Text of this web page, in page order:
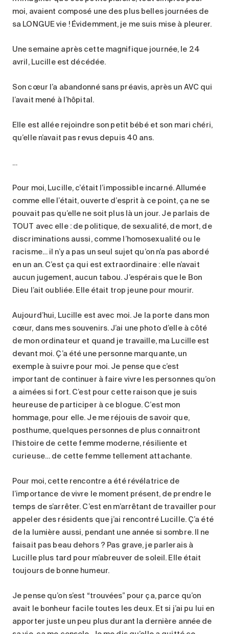
moi, avaient composé une des plus belles journées de
sa LONGUE vie ! Évidemment, je me suis mise à pleurer.
Une semaine après cette magnifique journée, le 24
avril, Lucille est décédée.
Son cœur l’a abandonné sans préavis, après un AVC qui
l’avait mené à l’hôpital.
Elle est allée rejoindre son petit bébé et son mari chéri,
qu’elle n’avait pas revus depuis 40 ans.
…
Pour moi, Lucille, c’était l’impossible incarné. Allumée
comme elle l’était, ouverte d’esprit à ce point, ça ne se
pouvait pas qu’elle ne soit plus là un jour. Je parlais de
TOUT avec elle : de politique, de sexualité, de mort, de
discriminations aussi, comme l’homosexualité ou le
racisme… il n’y a pas un seul sujet qu’on n’a pas abordé
en un an. C’est ça qui est extraordinaire : elle n’avait
aucun jugement, aucun tabou. J’espérais que le Bon
Dieu l’ait oubliée. Elle était trop jeune pour mourir.
Aujourd’hui, Lucille est avec moi. Je la porte dans mon
cœur, dans mes souvenirs. J’ai une photo d’elle à côté
de mon ordinateur et quand je travaille, ma Lucille est
devant moi. Ç’a été une personne marquante, un
exemple à suivre pour moi. Je pense que c’est
important de continuer à faire vivre les personnes qu’on
a aimées si fort. C’est pour cette raison que je suis
heureuse de participer à ce blogue. C’est mon
hommage, pour elle. Je me réjouis de savoir que,
posthume, quelques personnes de plus connaitront
l’histoire de cette femme moderne, résiliente et
curieuse… de cette femme tellement attachante.
Pour moi, cette rencontre a été révélatrice de
l’importance de vivre le moment présent, de prendre le
temps de s’arrêter. C’est en m’arrêtant de travailler pour
appeler des résidents que j’ai rencontré Lucille. Ç’a été
de la lumière aussi, pendant une année si sombre. Il ne
faisait pas beau dehors ? Pas grave, je parlerais à
Lucille plus tard pour m’abreuver de soleil. Elle était
toujours de bonne humeur.
Je pense qu’on s’est “trouvées” pour ça, parce qu’on
avait le bonheur facile toutes les deux. Et si j’ai pu lui en
apporter juste un peu plus durant la dernière année de